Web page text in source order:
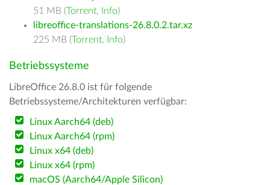
51 MB (Torrent, Info)
libreoffice-translations-26.8.0.2.tar.xz
225 MB (Torrent, Info)
Betriebssysteme
LibreOffice 26.8.0 ist für folgende
Betriebssysteme/Architekturen verfügbar:
Linux Aarch64 (deb)
Linux Aarch64 (rpm)
Linux x64 (deb)
Linux x64 (rpm)
macOS (Aarch64/Apple Silicon)